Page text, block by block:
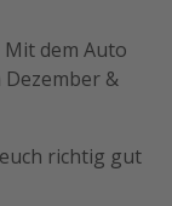
dem Auto
&
richtig gut